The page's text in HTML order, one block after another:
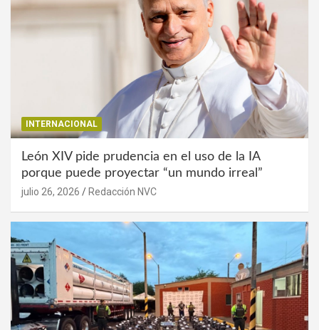
INTERNACIONAL
León XIV pide prudencia en el uso de la IA
porque puede proyectar “un mundo irreal”
julio 26, 2026 Redacción NVC